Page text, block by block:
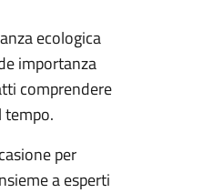
ecologica
importanza
comprendere
tempo.
per
a esperti